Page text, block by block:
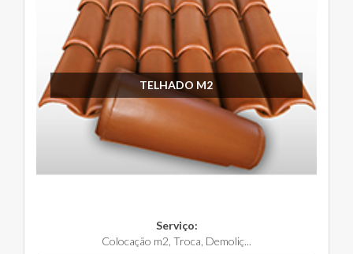
TELHADO M2
Serviço:
Colocação m2, Troca, Demoliç...